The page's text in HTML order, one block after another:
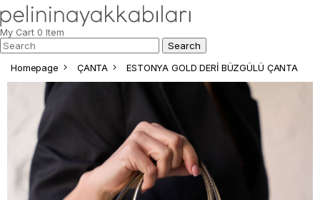
My Cart 0 Item
Homepage ÇANTA ESTONYA GOLD DERİ BÜZGÜLÜ ÇANTA